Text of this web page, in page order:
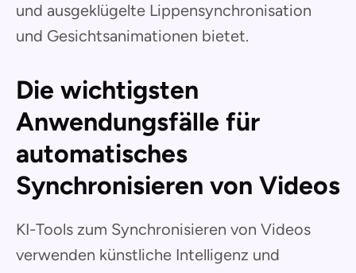
und ausgeklügelte Lippensynchronisation
und Gesichtsanimationen bietet.
Die wichtigsten
Anwendungsfälle für
automatisches
Synchronisieren von Videos
KI-Tools zum Synchronisieren von Videos
verwenden künstliche Intelligenz und